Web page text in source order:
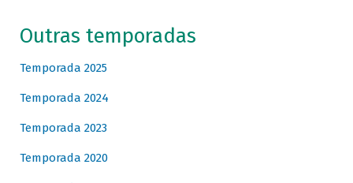
Outras temporadas
Temporada 2025
Temporada 2024
Temporada 2023
Temporada 2020